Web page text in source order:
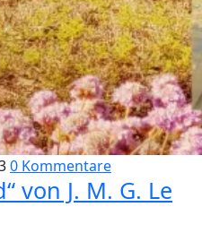
0 Kommentare
von J. M. G. Le